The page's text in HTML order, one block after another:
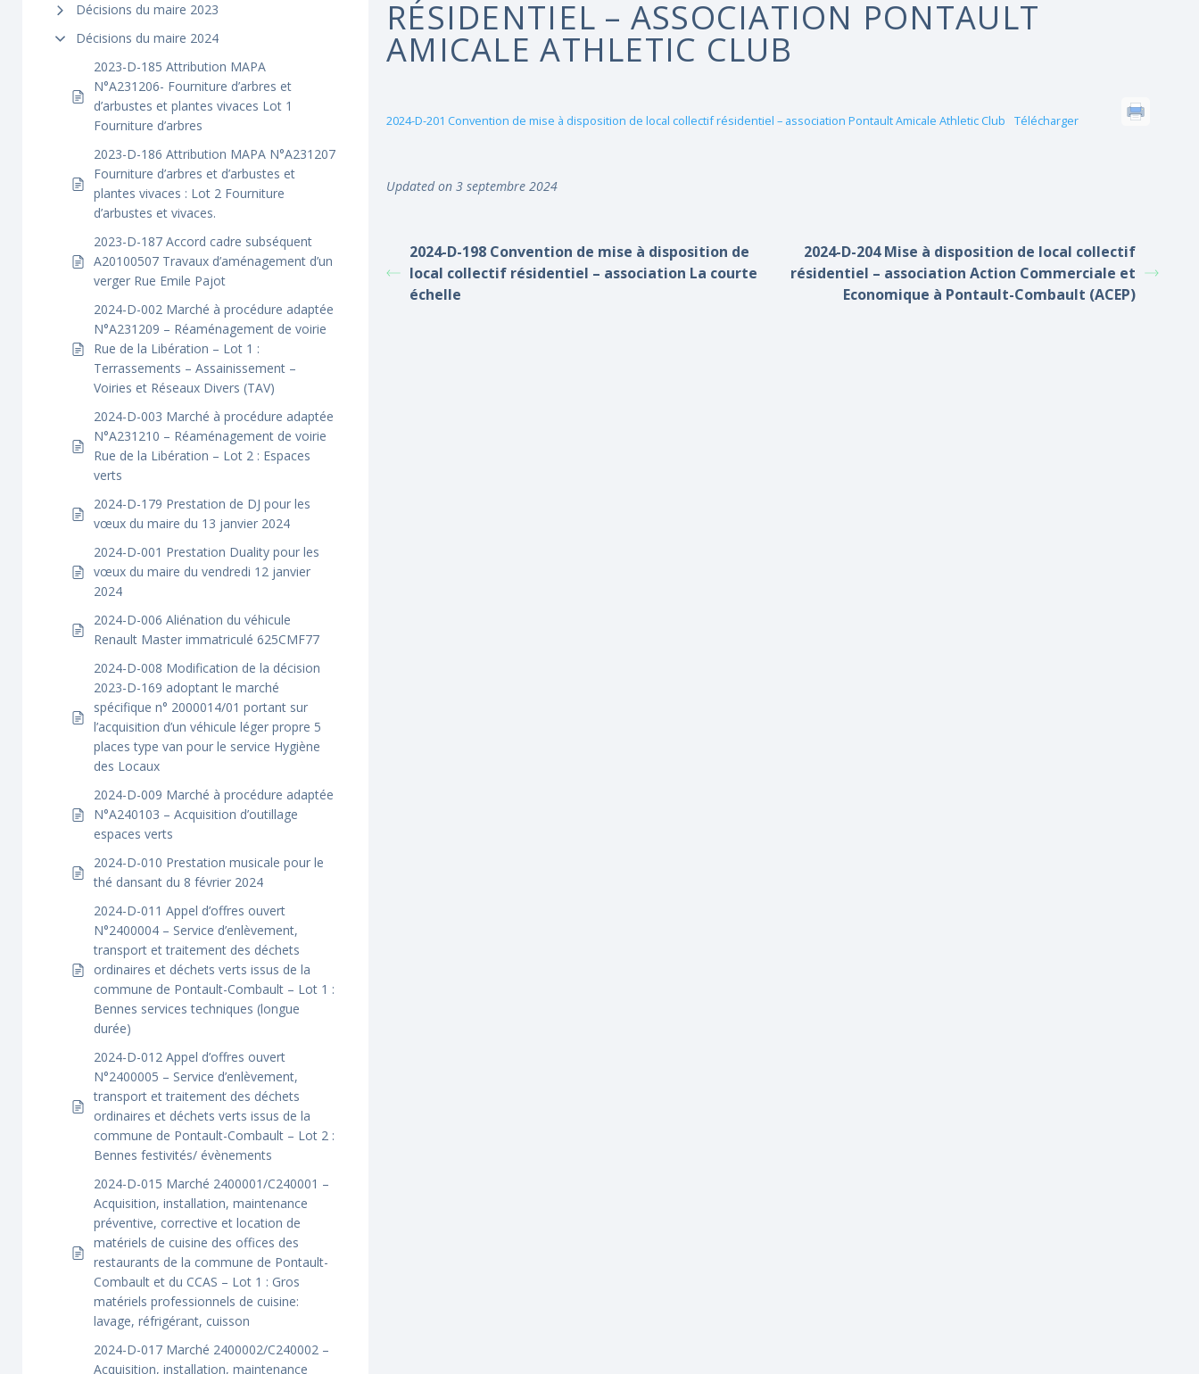
Décisions du maire 2023
Décisions du maire 2024
2023-D-185 Attribution MAPA
N°A231206- Fourniture d’arbres et
d’arbustes et plantes vivaces Lot 1
Fourniture d’arbres
2023-D-186 Attribution MAPA N°A231207
Fourniture d’arbres et d’arbustes et
plantes vivaces : Lot 2 Fourniture
d’arbustes et vivaces.
2023-D-187 Accord cadre subséquent
A20100507 Travaux d’aménagement d’un
verger Rue Emile Pajot
2024-D-002 Marché à procédure adaptée
N°A231209 – Réaménagement de voirie
Rue de la Libération – Lot 1 :
Terrassements – Assainissement –
Voiries et Réseaux Divers (TAV)
2024-D-003 Marché à procédure adaptée
N°A231210 – Réaménagement de voirie
Rue de la Libération – Lot 2 : Espaces
verts
2024-D-179 Prestation de DJ pour les
vœux du maire du 13 janvier 2024
2024-D-001 Prestation Duality pour les
vœux du maire du vendredi 12 janvier
2024
2024-D-006 Aliénation du véhicule
Renault Master immatriculé 625CMF77
2024-D-008 Modification de la décision
2023-D-169 adoptant le marché
spécifique n° 2000014/01 portant sur
l’acquisition d’un véhicule léger propre 5
places type van pour le service Hygiène
des Locaux
2024-D-009 Marché à procédure adaptée
N°A240103 – Acquisition d’outillage
espaces verts
2024-D-010 Prestation musicale pour le
thé dansant du 8 février 2024
2024-D-011 Appel d’offres ouvert
N°2400004 – Service d’enlèvement,
transport et traitement des déchets
ordinaires et déchets verts issus de la
commune de Pontault-Combault – Lot 1 :
Bennes services techniques (longue
durée)
2024-D-012 Appel d’offres ouvert
N°2400005 – Service d’enlèvement,
transport et traitement des déchets
ordinaires et déchets verts issus de la
commune de Pontault-Combault – Lot 2 :
Bennes festivités/ évènements
2024-D-015 Marché 2400001/C240001 –
Acquisition, installation, maintenance
préventive, corrective et location de
matériels de cuisine des offices des
restaurants de la commune de Pontault-
Combault et du CCAS – Lot 1 : Gros
matériels professionnels de cuisine:
lavage, réfrigérant, cuisson
2024-D-017 Marché 2400002/C240002 –
Acquisition, installation, maintenance
RÉSIDENTIEL – ASSOCIATION PONTAULT
AMICALE ATHLETIC CLUB
2024-D-201 Convention de mise à disposition de local collectif résidentiel – association Pontault Amicale Athletic Club Télécharger
Updated on 3 septembre 2024
2024-D-198 Convention de mise à disposition de
local collectif résidentiel – association La courte
échelle
2024-D-204 Mise à disposition de local collectif
résidentiel – association Action Commerciale et
Economique à Pontault-Combault (ACEP)